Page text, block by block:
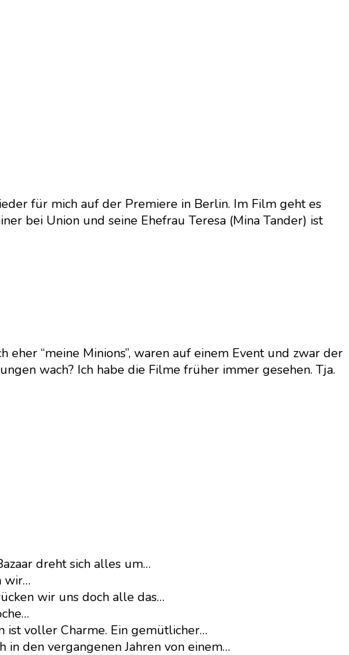
für mich auf der Premiere in Berlin. Im Film geht es
bei Union und seine Ehefrau Teresa (Mina Tander) ist
“meine Minions”, waren auf einem Event und zwar der
wach? Ich habe die Filme früher immer gesehen. Tja.
dreht sich alles um…
wir…
wir uns doch alle das…
ist voller Charme. Ein gemütlicher…
in den vergangenen Jahren von einem…